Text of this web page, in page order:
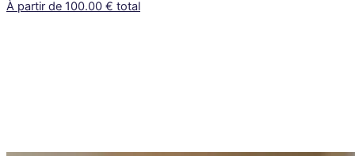
À partir de 100.00 € total